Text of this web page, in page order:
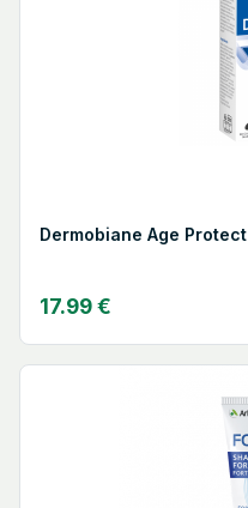
Dermobiane Age Protect
17.99 €